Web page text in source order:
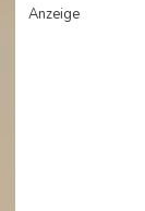
Anzeige